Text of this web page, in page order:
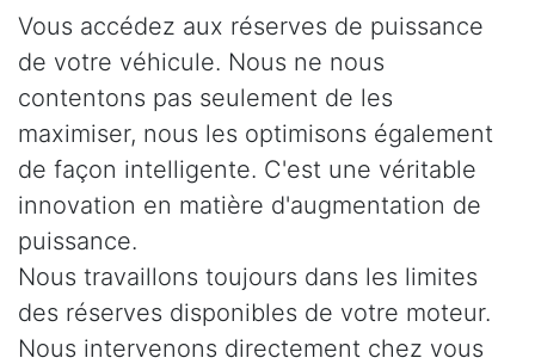
Vous accédez aux réserves de puissance
de votre véhicule. Nous ne nous
contentons pas seulement de les
maximiser, nous les optimisons également
de façon intelligente. C'est une véritable
innovation en matière d'augmentation de
puissance.
Nous travaillons toujours dans les limites
des réserves disponibles de votre moteur.
Nous intervenons directement chez vous